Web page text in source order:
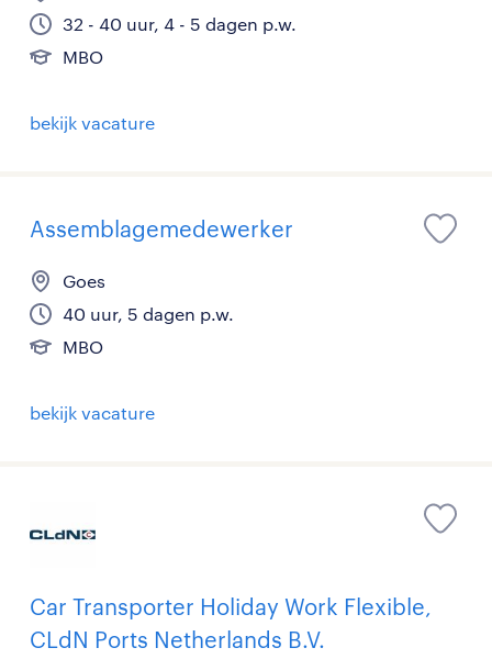
32 - 40 uur, 4 - 5 dagen p.w.
MBO
bekijk vacature
Assemblagemedewerker
Goes
40 uur, 5 dagen p.w.
MBO
bekijk vacature
Car Transporter Holiday Work Flexible,
CLdN Ports Netherlands B.V.